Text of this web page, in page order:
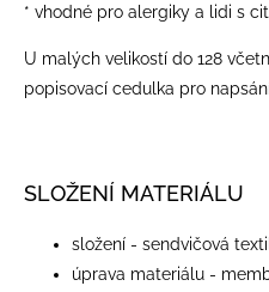
* vhodné pro alergiky a lidi s
U malých velikostí do 128
popisovací cedulka pro
SLOŽENÍ MATERIÁLU
složení - sendvičová
úprava materiálu -